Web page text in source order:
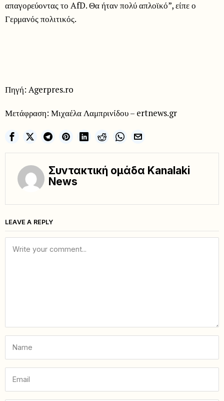
απαγορεύοντας το AfD. Θα ήταν πολύ απλοϊκό”, είπε ο
Γερμανός πολιτικός.
Πηγή: Agerpres.ro
Μετάφραση: Μιχαέλα Λαμπρινίδου – ertnews.gr
Συντακτική ομάδα Kanalaki
News
LEAVE A REPLY